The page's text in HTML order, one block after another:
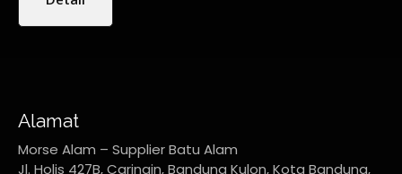
Alamat
Morse Alam – Supplier Batu Alam
Jl. Holis 427B, Caringin, Bandung Kulon, Kota Bandung,